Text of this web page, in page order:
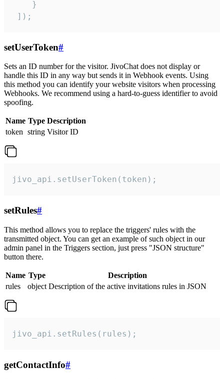
    }
]);
setUserToken#
Sets an ID number for the visitor. JivoChat does not display or
handle this ID in any way but sends it in Webhook events. Using
this method you can identify your website visitors when processing
Webhooks. We recommend using a hard-to-guess identifier to avoid
spoofing.
Name Type Description
token string Visitor ID
jivo_api.setUserToken(token);
setRules#
This method allows you to replace the triggers' rules with the
transmitted object. You can get an example of such object in our
admin panel in the Triggers section, just press "JSON structure"
button there.
Name Type
Description
rules
object Description of the active invitations rules in JSON
jivo_api.setRules(rules);
getContactInfo#